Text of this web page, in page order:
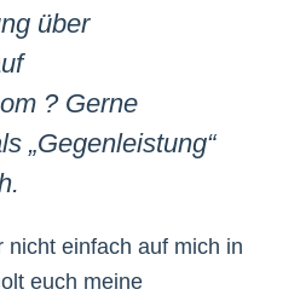
über
? Gerne
„Gegenleistung“
nicht einfach auf mich in
euch meine